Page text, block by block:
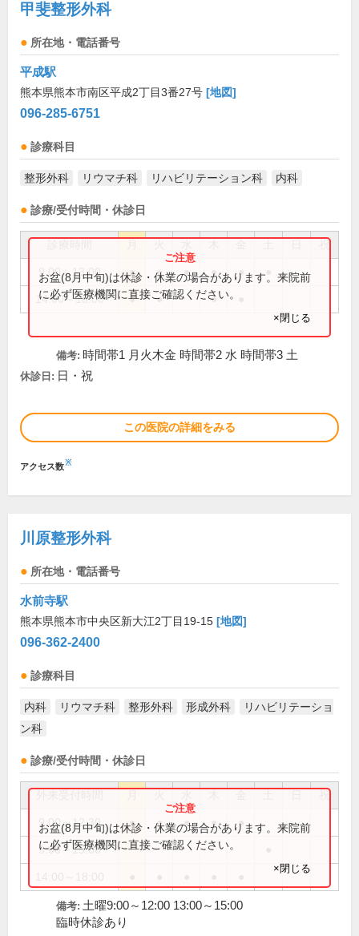
甲斐整形外科
所在地・電話番号
平成駅
熊本県熊本市南区平成2丁目3番27号 [地図]
096-285-6751
診療科目
整形外科 リウマチ科 リハビリテーション科 内科
診療/受付時間・休診日
祝
9:00～13:00 ● ● ● ● ●
14:00～18:00 ● ● ●
お盆(8月中旬)は休診・休業の場合があります。来院前
に必ず医療機関に直接ご確認ください。
×閉じる
備考: 時間帯1 月火木金 時間帯2 水 時間帯3 土
休診日: 日・祝
この医院の詳細をみる
アクセス数※
川原整形外科
所在地・電話番号
水前寺駅
熊本県熊本市中央区新大江2丁目19-15 [地図]
096-362-2400
診療科目
内科 リウマチ科 整形外科 形成外科
リハビリテーショ
ン科
診療/受付時間・休診日
祝
9:00～12:30 ● ● ● ● ●
9:00～15:00
お盆(8月中旬)は休診・休業の場合があります。来院前
に必ず医療機関に直接ご確認ください。
×閉じる
備考: 土曜9:00～12:00 13:00～15:00
臨時休診あり